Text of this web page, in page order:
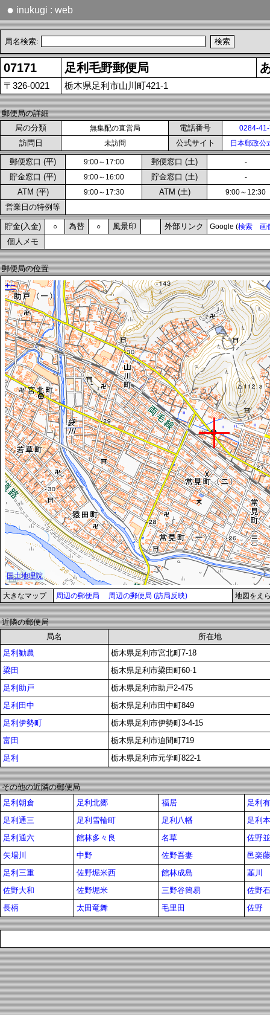
● inukugi : web
局名検索:
07171 足利毛野郵便局
〒326-0021 栃木県足利市山川町421-1
郵便局の詳細
局の分類
無集配の直営局 電話番号 0284-
訪問日 未訪問 公式サイト 日本郵政公
郵便窓口 (平) 9:00～17:00 郵便窓口 (土) -
貯金窓口 (平) 9:00～16:00 貯金窓口 (土) -
ATM (平) 9:00～17:30 ATM (土) 9:00～12:30
営業日の特例等
貯金(入金) ○ 為替 ○ 風景印 外部リンク Google (検索 画
個人メモ
郵便局の位置
大きなマップ 周辺の郵便局 周辺の郵便局 (訪局反映) 地図をえ
近隣の郵便局
局名
所在地
足利勧農
栃木県足利市宮北町7-18
梁田
栃木県足利市梁田町60-1
足利助戸
栃木県足利市助戸2-475
足利田中
栃木県足利市田中町849
足利伊勢町
栃木県足利市伊勢町3-4-15
富田
栃木県足利市迫間町719
足利
栃木県足利市元学町822-1
その他の近隣の郵便局
足利朝倉
足利北郷 福居
足利
足利通三
足利雪輪町 足利八幡
足利
足利通六
館林多々良 名草
佐野
矢場川
中野 佐野吾妻
邑楽
足利三重
佐野堀米西 館林成島
韮川
佐野大和
佐野堀米 三野谷簡易
佐野
長柄
太田竜舞 毛里田 佐野